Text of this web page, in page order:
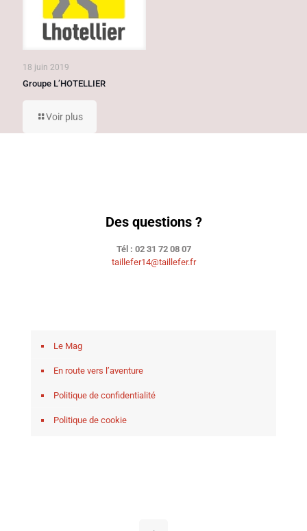
18 juin 2019
Groupe L’HOTELLIER
Voir plus
Des questions ?
Tél : 02 31 72 08 07
taillefer14@taillefer.fr
Le Mag
En route vers l’aventure
Politique de confidentialité
Politique de cookie